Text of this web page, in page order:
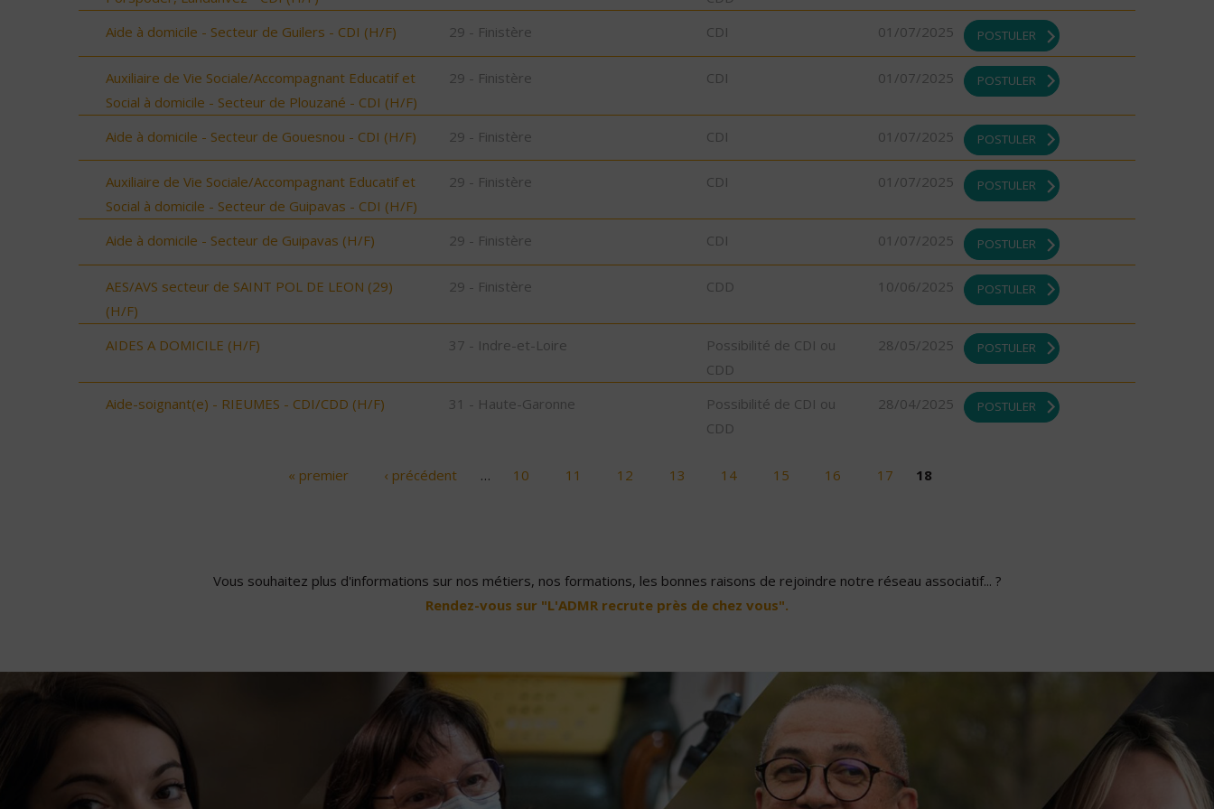
Aide à domicile - Secteur de Guilers - CDI (H/F) 29 - Finistère CDI 01/07/2025 POSTULER
Auxiliaire de Vie Sociale/Accompagnant Educatif et
Social à domicile - Secteur de Plouzané - CDI (H/F)
29 - Finistère CDI 01/07/2025 POSTULER
Aide à domicile - Secteur de Gouesnou - CDI (H/F) 29 - Finistère CDI 01/07/2025 POSTULER
Auxiliaire de Vie Sociale/Accompagnant Educatif et
Social à domicile - Secteur de Guipavas - CDI (H/F)
29 - Finistère CDI 01/07/2025 POSTULER
Aide à domicile - Secteur de Guipavas (H/F) 29 - Finistère CDI 01/07/2025 POSTULER
AES/AVS secteur de SAINT POL DE LEON (29)
(H/F)
29 - Finistère CDD 10/06/2025 POSTULER
AIDES A DOMICILE (H/F) 37 - Indre-et-Loire
Possibilité de CDI ou
CDD
28/05/2025 POSTULER
Aide-soignant(e) - RIEUMES - CDI/CDD (H/F) 31 - Haute-Garonne
Possibilité de CDI ou
CDD
28/04/2025 POSTULER
« premier ‹ précédent … 10 11 12 13 14 15 16 17 18
Vous souhaitez plus d'informations sur nos métiers, nos formations, les bonnes raisons de rejoindre notre réseau associatif... ?
Rendez-vous sur "L'ADMR recrute près de chez vous".